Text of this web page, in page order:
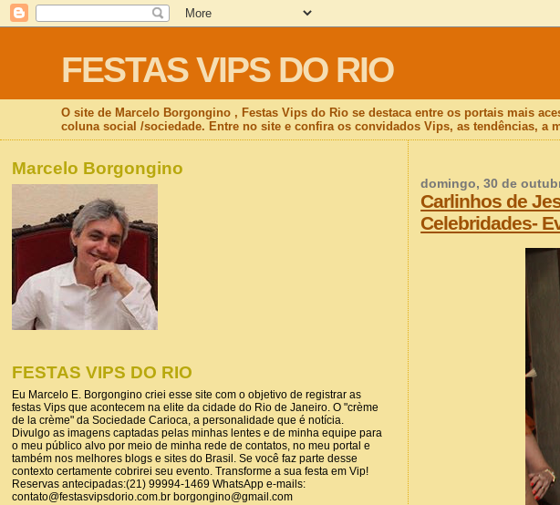
FESTAS VIPS DO RIO
O site de Marcelo Borgongino , Festas Vips do Rio se destaca entre os portais mais
coluna social /sociedade. Entre no site e confira os convidados Vips, as tendências, a
domingo, 30 de
Carlinhos de
Celebridades-
Marcelo Borgongino
FESTAS VIPS DO RIO
Eu Marcelo E. Borgongino criei esse site com o objetivo de registrar as
festas Vips que acontecem na elite da cidade do Rio de Janeiro. O "crème
de la crème" da Sociedade Carioca, a personalidade que é notícia.
Divulgo as imagens captadas pelas minhas lentes e de minha equipe para
o meu público alvo por meio de minha rede de contatos, no meu portal e
também nos melhores blogs e sites do Brasil. Se você faz parte desse
contexto certamente cobrirei seu evento. Transforme a sua festa em Vip!
Reservas antecipadas:(21) 99994-1469 WhatsApp e-mails:
contato@festasvipsdorio.com.br borgongino@gmail.com